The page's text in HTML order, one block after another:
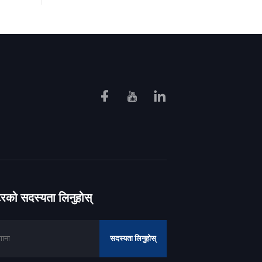
सदस्यता लिनुहोस्
सदस्यता लिनुहोस्